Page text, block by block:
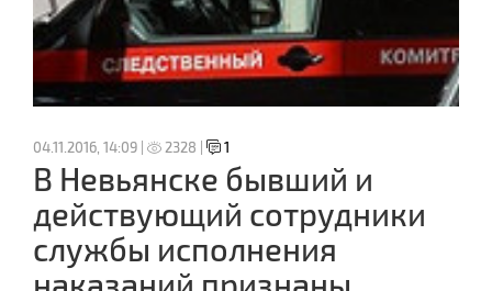
04.11.2016, 14:09 | 2328 | 1
В Невьянске бывший и
действующий сотрудники
службы исполнения